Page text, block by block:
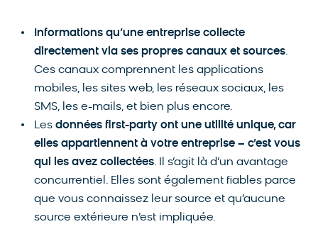
Informations qu’une entreprise collecte
directement via ses propres canaux et sources.
Ces canaux comprennent les applications
mobiles, les sites web, les réseaux sociaux, les
SMS, les e-mails, et bien plus encore.
Les données first-party ont une utilité unique, car
elles appartiennent à votre entreprise – c’est vous
qui les avez collectées. Il s’agit là d’un avantage
concurrentiel. Elles sont également fiables parce
que vous connaissez leur source et qu’aucune
source extérieure n’est impliquée.